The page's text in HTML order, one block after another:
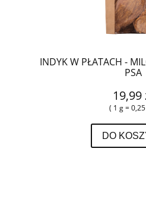
INDYK W PŁATACH -
PSA
19,99
( 1 g = 0,25
DO